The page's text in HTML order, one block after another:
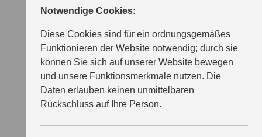
Notwendige Cookies:
Diese Cookies sind für ein ordnungsgemäßes
Funktionieren der Website notwendig; durch sie
können Sie sich auf unserer Website bewegen
und unsere Funktionsmerkmale nutzen. Die
Daten erlauben keinen unmittelbaren
Rückschluss auf Ihre Person.